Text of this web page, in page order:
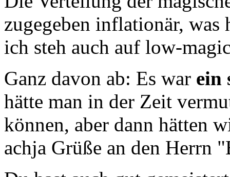
zugegeben inflationär, was
ich steh auch auf low-
Ganz davon ab: Es war ein
hätte man in der Zeit
können, aber dann hätten
achja Grüße an den Herrn